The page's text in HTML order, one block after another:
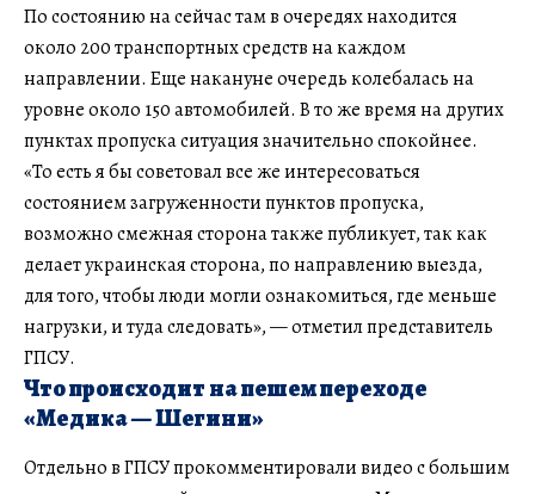
По состоянию на сейчас там в очередях находится
около 200 транспортных средств на каждом
направлении. Еще накануне очередь колебалась на
уровне около 150 автомобилей. В то же время на других
пунктах пропуска ситуация значительно спокойнее.
«То есть я бы советовал все же интересоваться
состоянием загруженности пунктов пропуска,
возможно смежная сторона также публикует, так как
делает украинская сторона, по направлению выезда,
для того, чтобы люди могли ознакомиться, где меньше
нагрузки, и туда следовать», — отметил представитель
ГПСУ.
Что происходит на пешем переходе
«Медика — Шегини»
Отдельно в ГПСУ прокомментировали видео с большим